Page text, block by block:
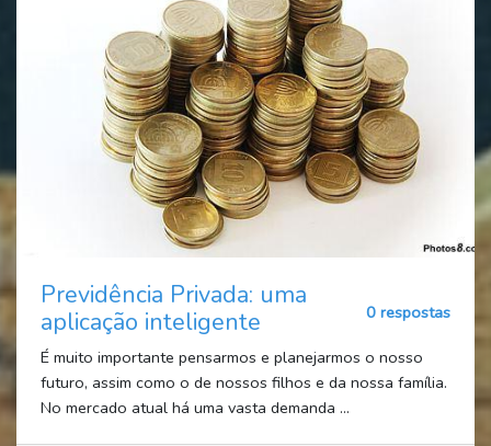
Previdência Privada: uma
aplicação inteligente
0 respostas
É muito importante pensarmos e planejarmos o nosso
futuro, assim como o de nossos filhos e da nossa família.
No mercado atual há uma vasta demanda ...